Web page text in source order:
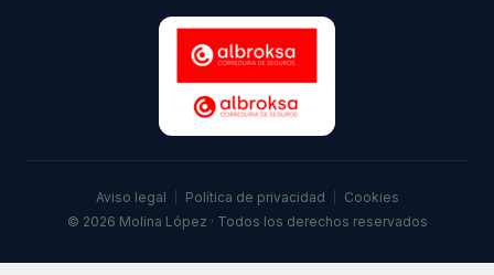
Aviso legal Política de privacidad
Cookies
© 2026 Molina López · Todos los derechos reservados